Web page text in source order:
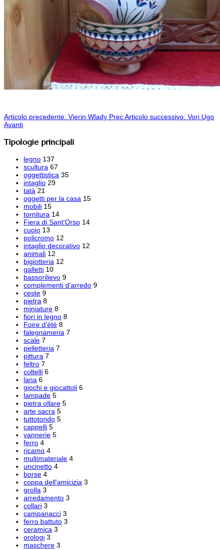
Articolo precedente: Vierin Wlady PrecArticolo successivo: Vori Ugo
Avanti
Tipologie principali
legno 137
scultura 67
oggettistica 35
intaglio 29
tatà 21
oggetti per la casa 15
mobili 15
tornitura 14
Fiera di Sant'Orso 14
cuoio 13
policromo 12
intaglio decorativo 12
animali 12
bigiotteria 12
galletti 10
bassorilievo 9
complementi d'arredo 9
ceste 9
pietra 8
miniature 8
fiori in legno 8
Foire d'été 8
falegnameria 7
scale 7
pelletteria 7
pittura 7
feltro 7
coltelli 6
lana 6
giochi e giocattoli 6
lampade 5
pietra ollare 5
arte sacra 5
tuttotondo 5
cappelli 5
vannerie 5
ferro 4
ricamo 4
multimateriale 4
uncinetto 4
borse 4
coppa dell'amicizia 3
grolla 3
arredamento 3
collari 3
campanacci 3
ferro battuto 3
ceramica 3
orologi 3
maschere 3